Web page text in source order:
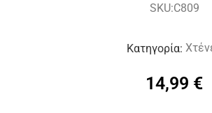
SKU:C809
Κατηγορία:
14,99 €